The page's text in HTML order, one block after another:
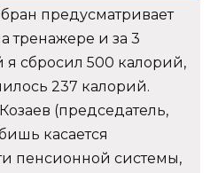
предусматривает
тренажере и за 3
сбросил 500 калорий,
237 калорий.
(председатель,
касается
пенсионной системы,